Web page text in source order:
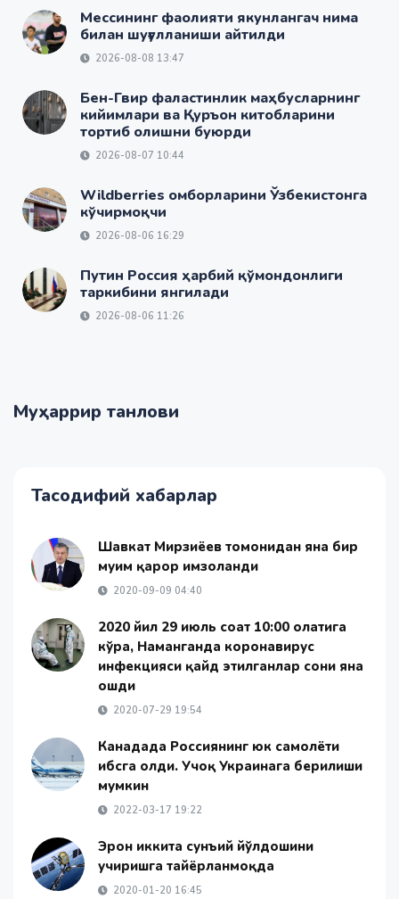
Мессининг фаолияти якунлангач нима
билан шуғулланиши айтилди
2026-08-08 13:47
Бен-Гвир фаластинлик маҳбусларнинг
кийимлари ва Қуръон китобларини
тортиб олишни буюрди
2026-08-07 10:44
Wildberries омборларини Ўзбекистонга
кўчирмоқчи
2026-08-06 16:29
Путин Россия ҳарбий қўмондонлиги
таркибини янгилади
2026-08-06 11:26
Муҳаррир танлови
Тасодифий хабарлар
Шавкат Мирзиёев томонидан яна бир
муҳим қарор имзоланди
2020-09-09 04:40
2020 йил 29 июль соат 10:00 ҳолатига
кўра, Наманганда коронавирус
инфекцияси қайд этилганлар сони яна
ошди
2020-07-29 19:54
Канадада Россиянинг юк самолёти
ҳибсга олди. Учоқ Украинага берилиши
мумкин
2022-03-17 19:22
Эрон иккита сунъий йўлдошини
учиришга тайёрланмоқда
2020-01-20 16:45